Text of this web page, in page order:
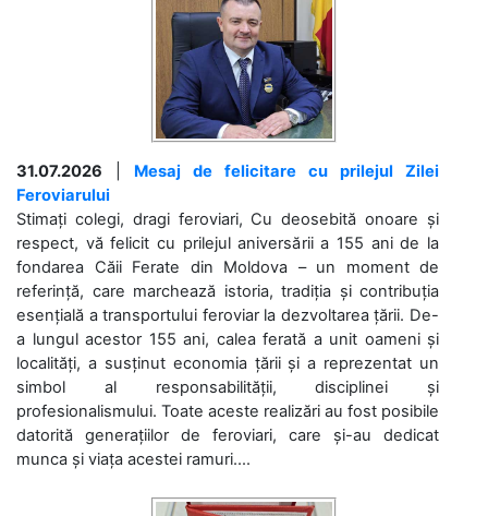
31.07.2026
Mesaj de felicitare cu prilejul Zilei
Feroviarului
Stimați colegi, dragi feroviari, Cu deosebită onoare și
respect, vă felicit cu prilejul aniversării a 155 ani de la
fondarea Căii Ferate din Moldova – un moment de
referință, care marchează istoria, tradiția și contribuția
esențială a transportului feroviar la dezvoltarea țării. De-
a lungul acestor 155 ani, calea ferată a unit oameni și
localități, a susținut economia țării și a reprezentat un
simbol al responsabilității, disciplinei și
profesionalismului. Toate aceste realizări au fost posibile
datorită generațiilor de feroviari, care și-au dedicat
munca și viața acestei ramuri....